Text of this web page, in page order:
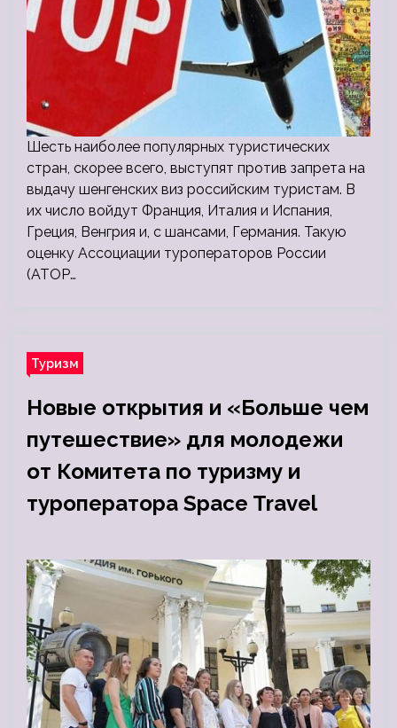
Шесть наиболее популярных туристических
стран, скорее всего, выступят против запрета на
выдачу шенгенских виз российским туристам. В
их число войдут Франция, Италия и Испания,
Греция, Венгрия и, с шансами, Германия. Такую
оценку Ассоциации туроператоров России
(АТОР…
Туризм
Новые открытия и «Больше чем
путешествие» для молодежи
от Комитета по туризму и
туроператора Space Travel